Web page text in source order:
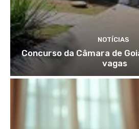
NOTÍCIAS
Concurso da Câmara de
vagas